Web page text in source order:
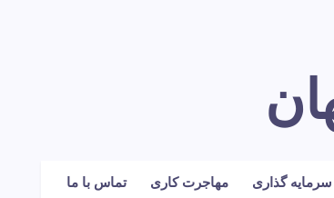
گذاری مهاجرت کاری تماس با ما